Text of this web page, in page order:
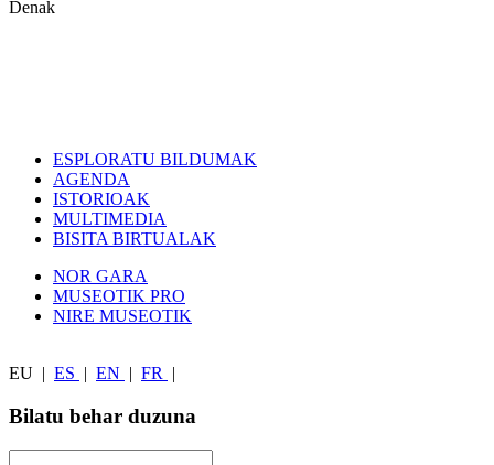
Denak
ESPLORATU BILDUMAK
AGENDA
ISTORIOAK
MULTIMEDIA
BISITA BIRTUALAK
NOR GARA
MUSEOTIK PRO
NIRE MUSEOTIK
EU ES EN FR
Bilatu behar duzuna